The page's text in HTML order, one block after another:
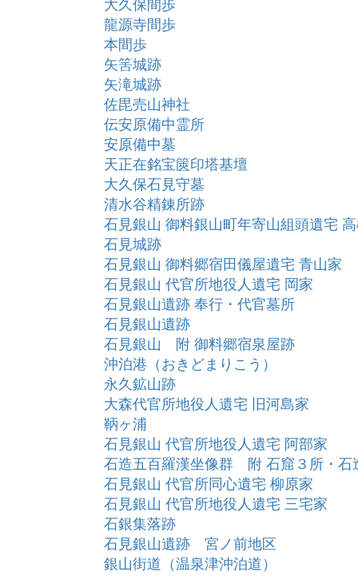
龍源寺間歩
本間歩
矢筈城跡
矢滝城跡
佐毘売山神社
伝安原備中霊所
安原備中墓
天正在銘宝篋印塔基壇
大久保石見守墓
清水谷精錬所跡
石見銀山 御料銀山町年寄山組頭遺宅
石見城跡
石見銀山 御料郷宿田儀屋遺宅 青山家
石見銀山 代官所地役人遺宅 岡家
石見銀山遺跡 奉行・代官墓所
石見銀山遺跡
石見銀山 附 御料郷宿泉屋跡
沖泊港（おきどまりこう）
永久鉱山跡
大森代官所地役人遺宅 旧河島家
鞆ヶ浦
石見銀山 代官所地役人遺宅 阿部家
石造五百羅漢坐像群 附 石窟３所・石
石見銀山 代官所同心遺宅 柳原家
石見銀山 代官所地役人遺宅 三宅家
石銀集落跡
石見銀山遺跡 宮ノ前地区
銀山街道（温泉津沖泊道）